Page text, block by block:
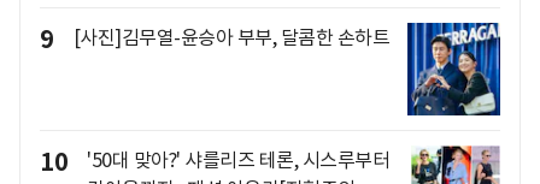
9 [사진]김무열-윤승아 부부, 달콤한 손하트
10
'50대 맞아?' 샤를리즈 테론, 시스루부터